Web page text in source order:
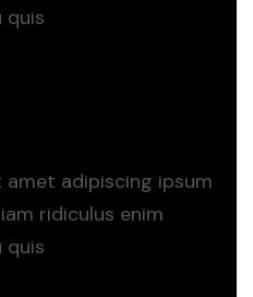
quis
adipiscing ipsum
ridiculus enim
quis